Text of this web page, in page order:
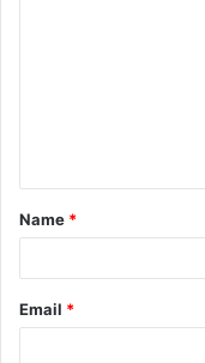
t
*
Name *
Email *